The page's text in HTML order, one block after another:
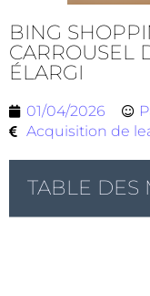
BING
CARROUSEL
ÉLARGI
01/04/2026
Acquisition de
TABLE DES